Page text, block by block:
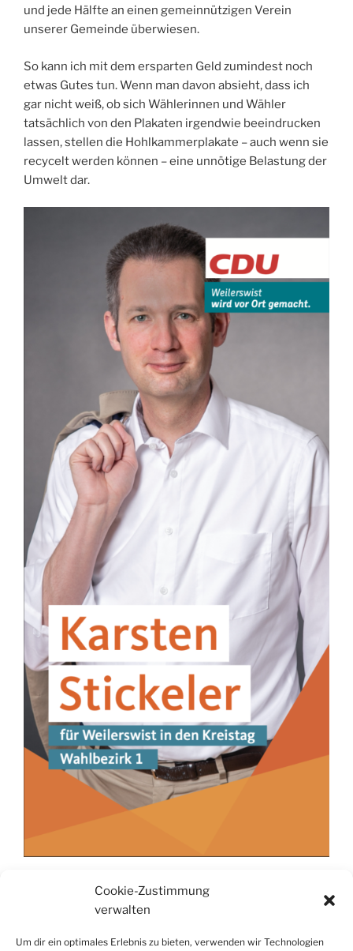
Cookie-Zustimmung
verwalten
Um dir ein optimales Erlebnis zu bieten, verwenden wir Technologien
und jede Hälfte an einen gemeinnützigen Verein
unserer Gemeinde überwiesen.
So kann ich mit dem ersparten Geld zumindest noch
etwas Gutes tun. Wenn man davon absieht, dass ich
gar nicht weiß, ob sich Wählerinnen und Wähler
tatsächlich von den Plakaten irgendwie beeindrucken
lassen, stellen die Hohlkammerplakate – auch wenn sie
recycelt werden können – eine unnötige Belastung der
Umwelt dar.